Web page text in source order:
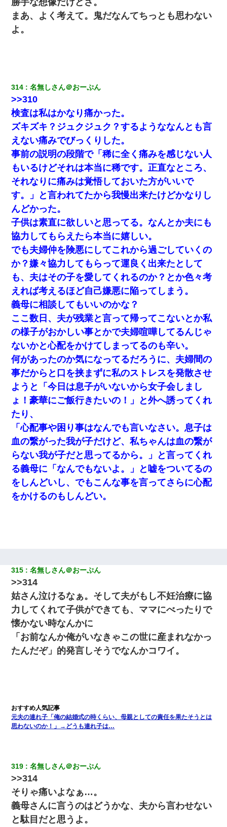
まあ、よく考えて。鬼だなんてちっとも思わない
よ。
314 名無しさん＠おーぷん
>>310
検査は私はかなり痛かった。
ズキズキ？ジュクジュク？するようななんとも言
えない痛みでびっくりした。
事前の説明の段階で「稀に全く痛みを感じない人
もいるけどそれは本当に稀です。正直なところ、
それなりに痛みは覚悟しておいた方がいいで
す。」と言われてたから我慢出来たけどかなりし
んどかった。
子供は素直に欲しいと思ってる。なんとか夫にも
協力してもらえたら本当に嬉しい。
でも夫婦仲を険悪にしてこれから過ごしていくの
か？嫌々協力してもらって運良く出来たとして
も、夫はその子を愛してくれるのか？とか色々考
えれば考えるほど自己嫌悪に陥ってしまう。
義母に相談してもいいのかな？
ここ数日、夫が残業と言って帰ってこないとか私
の様子がおかしい事とかで夫婦喧嘩してるんじゃ
ないかと心配をかけてしまってるのも辛い。
何があったのか気になってるだろうに、夫婦間の
事だからと口を挟まずに私のストレスを発散させ
ようと「今日は息子がいないから女子会しまし
ょ！豪華にご飯行きたいの！」と外へ誘ってくれ
たり、
「心配事や困り事はなんでも言いなさい。息子は
血の繋がった我が子だけど、私ちゃんは血の繋が
らない我が子だと思ってるから。」と言ってくれ
る義母に「なんでもないよ。」と嘘をついてるの
をしんどいし、でもこんな事を言ってさらに心配
をかけるのもしんどい。
315 名無しさん＠おーぷん
>>314
姑さん泣けるなぁ。そして夫がもし不妊治療に協
力してくれて子供ができても、ママにべったりで
懐かない時なんかに
「お前なんか俺がいなきゃこの世に産まれなかっ
たんだぞ」的発言しそうでなんかコワイ。
元夫の連れ子「俺の結婚式の時くらい、母親としての責任を果たそうとは
思わないのか！」→どうも連れ子は…
319 名無しさん＠おーぷん
>>314
そりゃ痛いよなぁ…。
義母さんに言うのはどうかな、夫から言わせない
と駄目だと思うよ。